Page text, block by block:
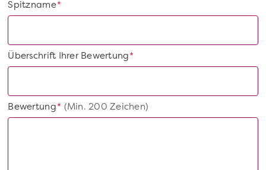
*
Spitzname
*
Überschrift Ihrer Bewertung
*
Bewertung(Min. 200 Zeichen)